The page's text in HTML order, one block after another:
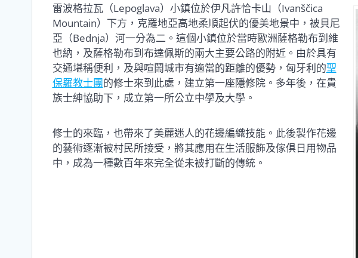
雷波格拉瓦（Lepoglava）小鎮位於伊凡許恰卡山（Ivanščica
Mountain）下方，克羅地亞高地柔順起伏的優美地景中，被貝尼
亞（Bednja）河一分為二。這個小鎮位於當時歐洲薩格勒布到維
也納，及薩格勒布到布達佩斯的兩大主要公路的附近。由於具有
交通堪稱便利，及與喧鬧城市有適當的距離的優勢，匈牙利的聖
保羅教士團的修士來到此處，建立第一座隱修院。多年後，在貴
族士紳協助下，成立第一所公立中學及大學。
修士的來臨，也帶來了美麗迷人的花邊編織技能。此後製作花邊
的藝術逐漸被村民所接受，將其應用在生活服飾及傢俱日用物品
中，成為一種數百年來完全從未被打斷的傳統。